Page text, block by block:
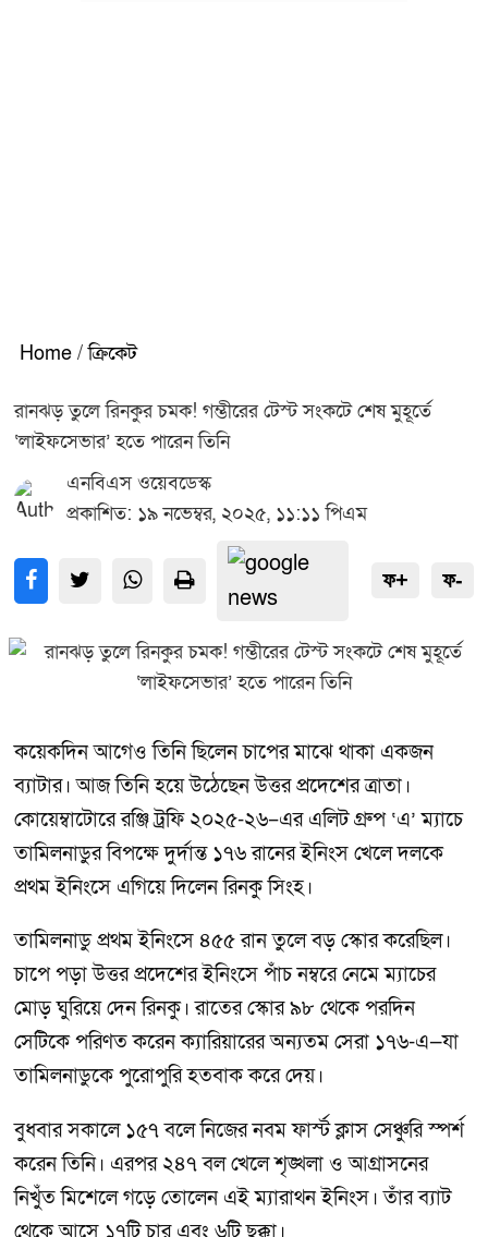
Home / ক্রিকেট
রানঝড় তুলে রিনকুর চমক! গম্ভীরের টেস্ট সংকটে শেষ মুহূর্তে
‘লাইফসেভার’ হতে পারেন তিনি
এনবিএস ওয়েবডেস্ক
প্রকাশিত: ১৯ নভেম্বর, ২০২৫, ১১:১১ পিএম
ফ+ ফ-
কয়েকদিন আগেও তিনি ছিলেন চাপের মাঝে থাকা একজন
ব্যাটার। আজ তিনি হয়ে উঠেছেন উত্তর প্রদেশের ত্রাতা।
কোয়েম্বাটোরে রঞ্জি ট্রফি ২০২৫-২৬–এর এলিট গ্রুপ ‘এ’ ম্যাচে
তামিলনাডুর বিপক্ষে দুর্দান্ত ১৭৬ রানের ইনিংস খেলে দলকে
প্রথম ইনিংসে এগিয়ে দিলেন রিনকু সিংহ।
তামিলনাডু প্রথম ইনিংসে ৪৫৫ রান তুলে বড় স্কোর করেছিল।
চাপে পড়া উত্তর প্রদেশের ইনিংসে পাঁচ নম্বরে নেমে ম্যাচের
মোড় ঘুরিয়ে দেন রিনকু। রাতের স্কোর ৯৮ থেকে পরদিন
সেটিকে পরিণত করেন ক্যারিয়ারের অন্যতম সেরা ১৭৬-এ—যা
তামিলনাডুকে পুরোপুরি হতবাক করে দেয়।
বুধবার সকালে ১৫৭ বলে নিজের নবম ফার্স্ট ক্লাস সেঞ্চুরি স্পর্শ
করেন তিনি। এরপর ২৪৭ বল খেলে শৃঙ্খলা ও আগ্রাসনের
নিখুঁত মিশেলে গড়ে তোলেন এই ম্যারাথন ইনিংস। তাঁর ব্যাট